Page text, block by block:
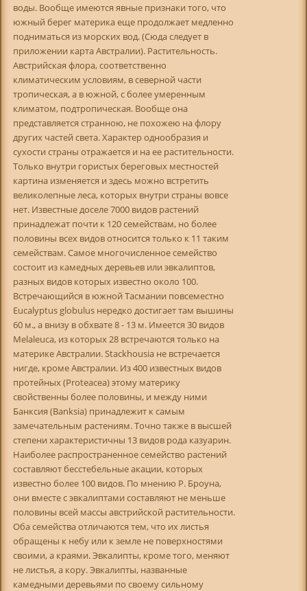
воды. Вообще имеются явные признаки того, что
южный берег материка еще продолжает медленно
подниматься из морских вод. (Сюда следует в
приложении карта Австралии). Растительность.
Австрийская флора, соответственно
климатическим условиям, в северной части
тропическая, а в южной, с более умеренным
климатом, подтропическая. Вообще она
представляется странною, не похожею на флору
других частей света. Характер однообразия и
сухости страны отражается и на ее растительности.
Только внутри гористых береговых местностей
картина изменяется и здесь можно встретить
великолепные леса, которых внутри страны вовсе
нет. Известные доселе 7000 видов растений
принадлежат почти к 120 семействам, но более
половины всех видов относится только к 11 таким
семействам. Самое многочисленное семейство
состоит из камедных деревьев или эвкалиптов,
разных видов которых известно около 100.
Встречающийся в южной Тасмании повсеместно
Eucalyptus globulus нередко достигает там вышины
60 м., а внизу в обхвате 8 - 13 м. Имеется 30 видов
Melaleuca, из которых 28 встречаются только на
материке Австралии. Stackhousia не встречается
нигде, кроме Австралии. Из 400 известных видов
протейных (Proteacea) этому материку
свойственны более половины, и между ними
Банксия (Banksia) принадлежит к самым
замечательным растениям. Точно также в высшей
степени характеристичны 13 видов рода казуарин.
Наиболее распространенное семейство растений
составляют бесстебельные акации, которых
известно более 100 видов. По мнению Р. Броуна,
они вместе с эвкалиптами составляют не меньше
половины всей массы австрийской растительности.
Оба семейства отличаются тем, что их листья
обращены к небу или к земле не поверхностями
своими, а краями. Эвкалипты, кроме того, меняют
не листья, а кору. Эвкалипты, названные
камедными деревьями по своему сильному